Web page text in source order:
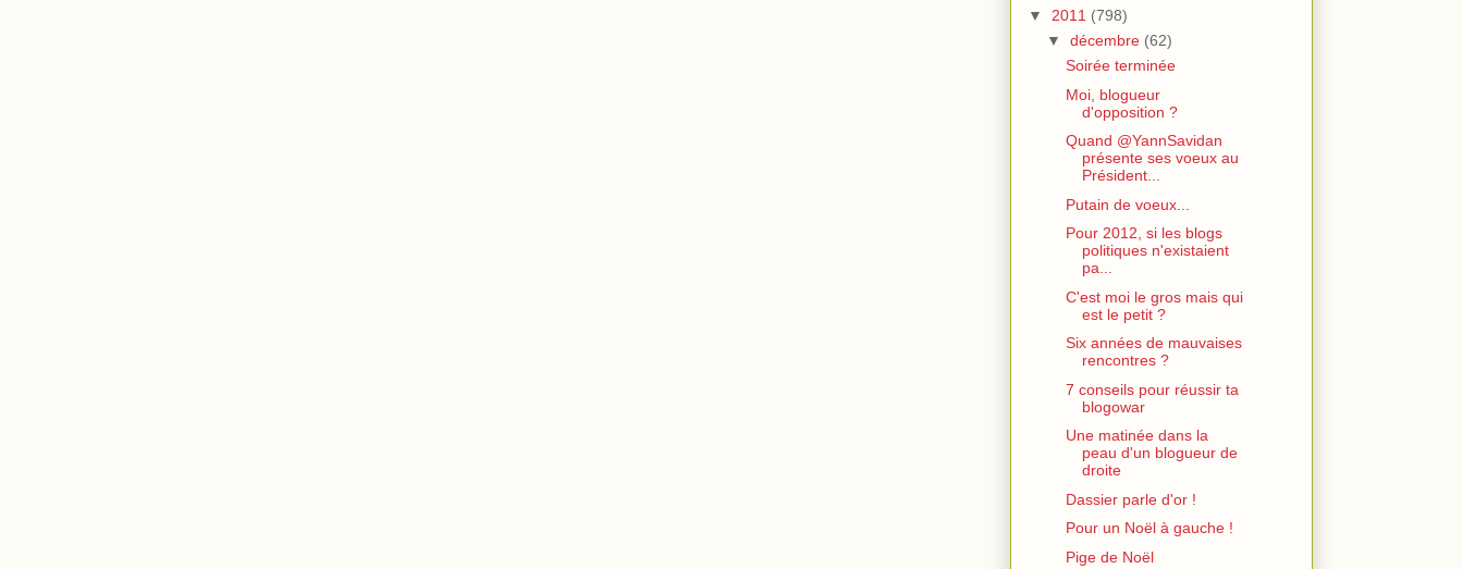
▼ 2011 (798)
▼ décembre (62)
Soirée terminée
Moi, blogueur
d'opposition ?
Quand @YannSavidan
présente ses voeux au
Président...
Putain de voeux...
Pour 2012, si les blogs
politiques n'existaient
pa...
C'est moi le gros mais qui
est le petit ?
Six années de mauvaises
rencontres ?
7 conseils pour réussir ta
blogowar
Une matinée dans la
peau d'un blogueur de
droite
Dassier parle d'or !
Pour un Noël à gauche !
Pige de Noël